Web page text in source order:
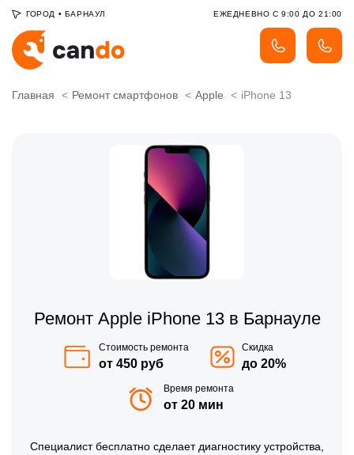
ГОРОД • БАРНАУЛ ЕЖЕДНЕВНО С 9:00 ДО 21:00
Главная Ремонт смартфонов Apple iPhone 13
Ремонт Apple iPhone 13 в Барнауле
Стоимость ремонта
от 450 руб
Скидка
до 20%
Время ремонта
от 20 мин
Специалист бесплатно сделает диагностику устройства,